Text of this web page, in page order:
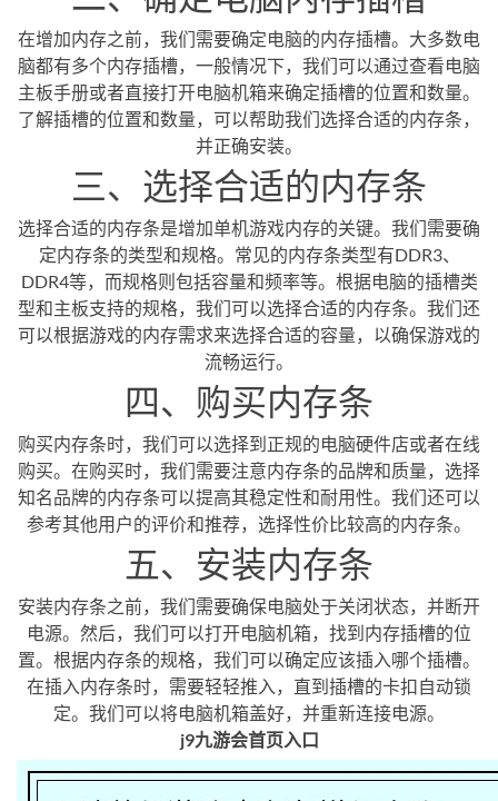
在增加内存之前，我们需要确定电脑的内存插槽。大多数电
脑都有多个内存插槽，一般情况下，我们可以通过查看电脑
主板手册或者直接打开电脑机箱来确定插槽的位置和数量。
了解插槽的位置和数量，可以帮助我们选择合适的内存条，
并正确安装。
三、选择合适的内存条
选择合适的内存条是增加单机游戏内存的关键。我们需要确
定内存条的类型和规格。常见的内存条类型有DDR3、
DDR4等，而规格则包括容量和频率等。根据电脑的插槽类
型和主板支持的规格，我们可以选择合适的内存条。我们还
可以根据游戏的内存需求来选择合适的容量，以确保游戏的
流畅运行。
四、购买内存条
购买内存条时，我们可以选择到正规的电脑硬件店或者在线
购买。在购买时，我们需要注意内存条的品牌和质量，选择
知名品牌的内存条可以提高其稳定性和耐用性。我们还可以
参考其他用户的评价和推荐，选择性价比较高的内存条。
五、安装内存条
安装内存条之前，我们需要确保电脑处于关闭状态，并断开
电源。然后，我们可以打开电脑机箱，找到内存插槽的位
置。根据内存条的规格，我们可以确定应该插入哪个插槽。
在插入内存条时，需要轻轻推入，直到插槽的卡扣自动锁
定。我们可以将电脑机箱盖好，并重新连接电源。
j9九游会首页入口